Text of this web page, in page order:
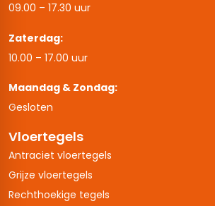
09.00 – 17.30 uur
Zaterdag:
10.00 – 17.00 uur
Maandag & Zondag:
Gesloten
Vloertegels
Antraciet vloertegels
Grijze vloertegels
Rechthoekige tegels